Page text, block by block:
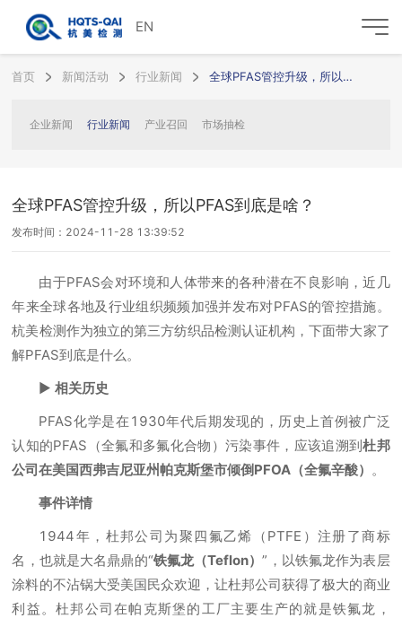
EN
首页 新闻活动 行业新闻 全球PFAS管控升级，所以PFAS到底是啥？
企业新闻 行业新闻 产业召回 市场抽检
全球PFAS管控升级，所以PFAS到底是啥？
发布时间：2024-11-28 13:39:52
由于PFAS会对环境和人体带来的各种潜在不良影响，近几
年来全球各地及行业组织频频加强并发布对PFAS的管控措施。
杭美检测作为独立的第三方纺织品检测认证机构，下面带大家了
解PFAS到底是什么。
▶相关历史
PFAS化学是在1930年代后期发现的，历史上首例被广泛
认知的PFAS（全氟和多氟化合物）污染事件，应该追溯到杜邦
公司在美国西弗吉尼亚州帕克斯堡市倾倒PFOA（全氟辛酸） 。
事件详情
1944年，杜邦公司为聚四氟乙烯（PTFE）注册了商标
名，也就是大名鼎鼎的“铁氟龙（Teflon）”，以铁氟龙作为表层
涂料的不沾锅大受美国民众欢迎，让杜邦公司获得了极大的商业
利益。杜邦公司在帕克斯堡的工厂主要生产的就是铁氟龙，